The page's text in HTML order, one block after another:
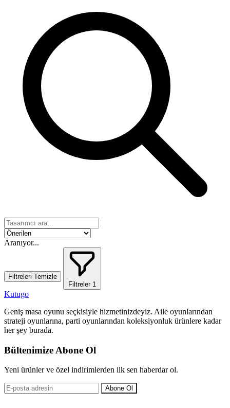
Aranıyor...
Filtreleri Temizle
Filtreler 1
Kutugo
Geniş masa oyunu seçkisiyle hizmetinizdeyiz. Aile oyunlarından
strateji oyunlarına, parti oyunlarından koleksiyonluk ürünlere kadar
her şey burada.
Bültenimize Abone Ol
Yeni ürünler ve özel indirimlerden ilk sen haberdar ol.
Abone Ol